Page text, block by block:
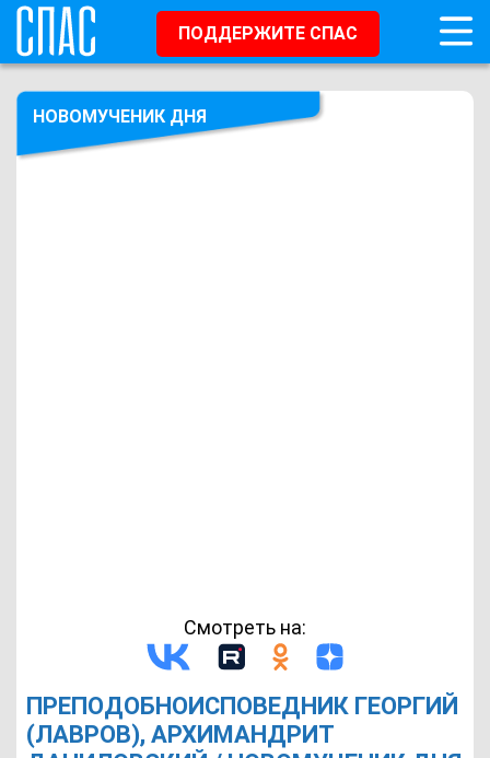
ПОДДЕРЖИТЕ СПАС
НОВОМУЧЕНИК ДНЯ
Смотреть на:
ПРЕПОДОБНОИСПОВЕДНИК ГЕОРГИЙ
(ЛАВРОВ), АРХИМАНДРИТ